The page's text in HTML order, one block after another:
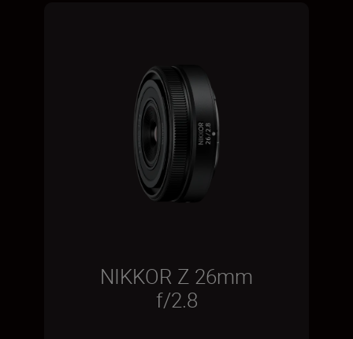
NIKKOR Z 26mm
f/2.8